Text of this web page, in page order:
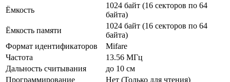
Ёмкость
1024 байт (16 секторов по 64
байта)
Ёмкость памяти
1024 байт (16 секторов по 64
байта)
Формат идентификаторов
Mifare
Частота
13.56 МГц
Дальность считывания
до 10 см
Программирование
Нет (Только для чтения)